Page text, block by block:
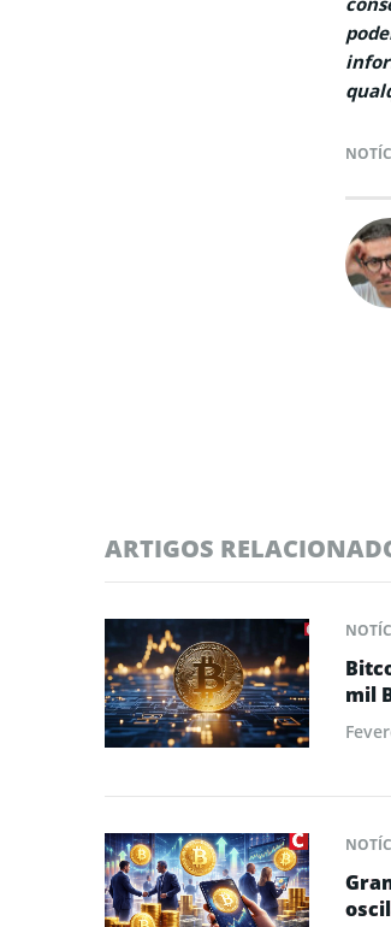
ARTIGOS
mil